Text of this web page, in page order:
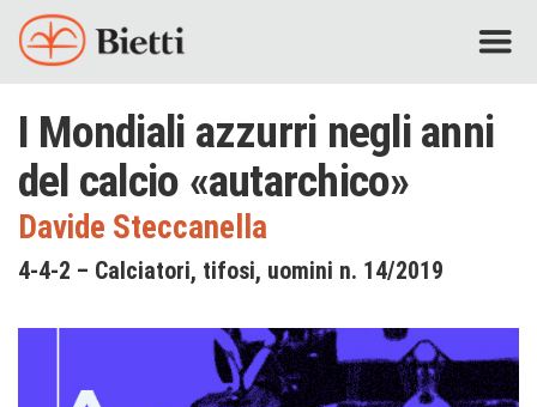
I Mondiali azzurri negli anni
del calcio «autarchico»
Davide Steccanella
4-4-2 – Calciatori, tifosi, uomini n. 14/2019